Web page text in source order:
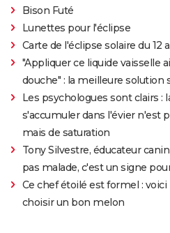
Bison Futé
Lunettes pour l'éclipse
Carte de l'éclipse solaire du 12
"Appliquer ce liquide vaisselle
douche" : la meilleure solution
Les psychologues sont clairs :
s'accumuler dans l'évier n'est
mais de saturation
Tony Silvestre, éducateur
pas malade, c'est un signe
Ce chef étoilé est formel :
choisir un bon melon